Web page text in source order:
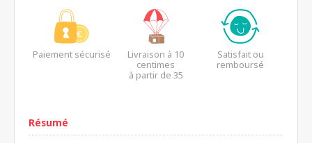
Paiement sécurisé
Livraison à 10
centimes
à partir de 35
Satisfait ou
remboursé
Résumé